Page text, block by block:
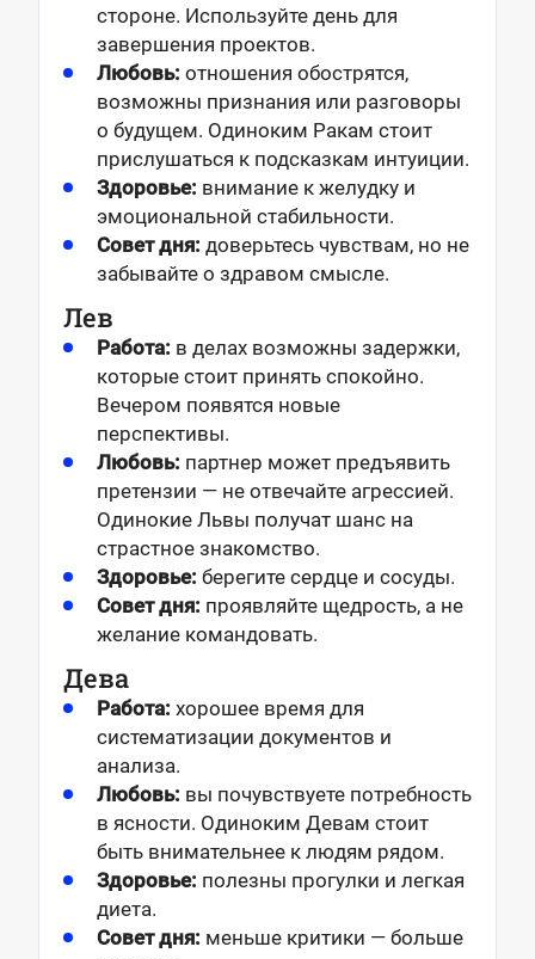
стороне. Используйте день для
завершения проектов.
Любовь: отношения обострятся,
возможны признания или разговоры
о будущем. Одиноким Ракам стоит
прислушаться к подсказкам интуиции.
Здоровье: внимание к желудку и
эмоциональной стабильности.
Совет дня: доверьтесь чувствам, но не
забывайте о здравом смысле.
Лев
Работа: в делах возможны задержки,
которые стоит принять спокойно.
Вечером появятся новые
перспективы.
Любовь: партнер может предъявить
претензии — не отвечайте агрессией.
Одинокие Львы получат шанс на
страстное знакомство.
Здоровье: берегите сердце и сосуды.
Совет дня: проявляйте щедрость, а не
желание командовать.
Дева
Работа: хорошее время для
систематизации документов и
анализа.
Любовь: вы почувствуете потребность
в ясности. Одиноким Девам стоит
быть внимательнее к людям рядом.
Здоровье: полезны прогулки и легкая
диета.
Совет дня: меньше критики — больше